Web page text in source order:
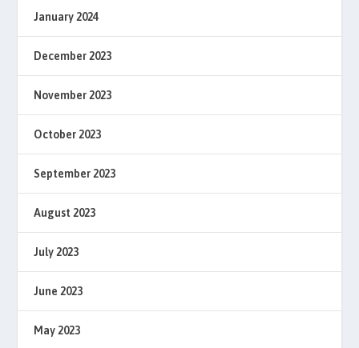
January 2024
December 2023
November 2023
October 2023
September 2023
August 2023
July 2023
June 2023
May 2023